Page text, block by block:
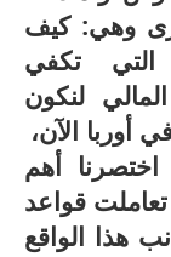
وهي: كيف
تكفي
لنكون
الآن،
أهم
قواعد
هذا الواقع